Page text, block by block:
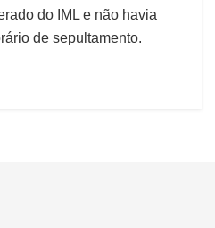
do IML e não havia
de sepultamento.